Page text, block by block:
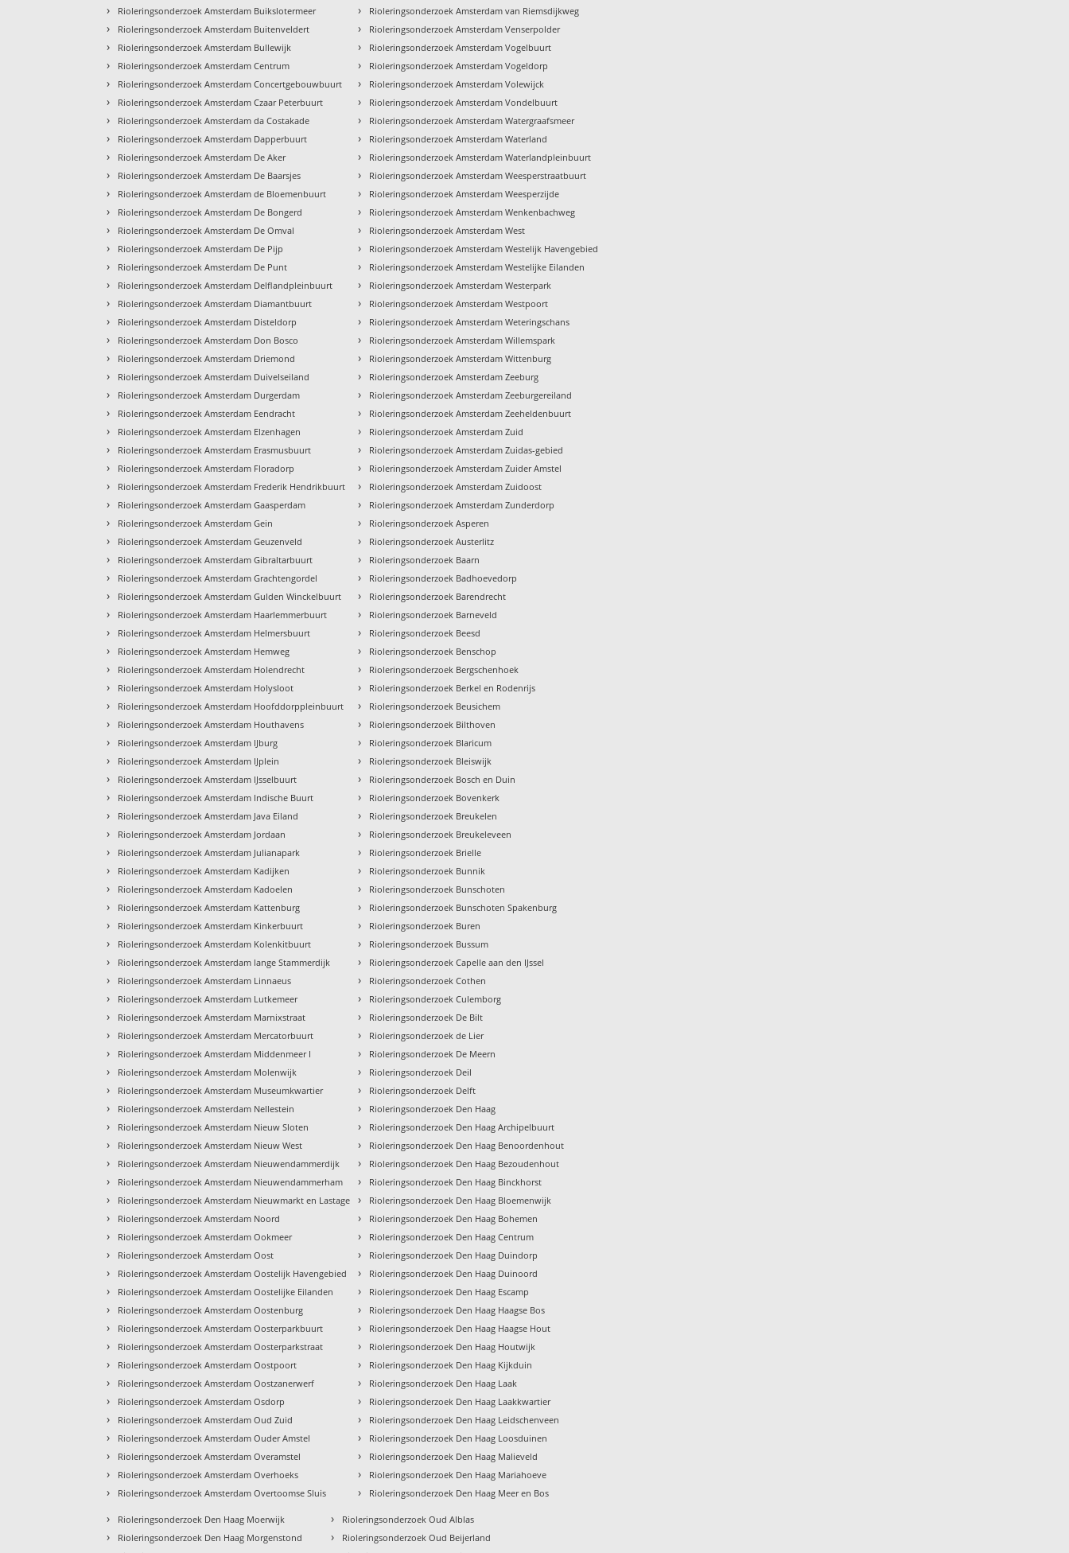
› Rioleringsonderzoek Amsterdam Buikslotermeer
› Rioleringsonderzoek Amsterdam Buitenveldert
› Rioleringsonderzoek Amsterdam Bullewijk
› Rioleringsonderzoek Amsterdam Centrum
› Rioleringsonderzoek Amsterdam Concertgebouwbuurt
› Rioleringsonderzoek Amsterdam Czaar Peterbuurt
› Rioleringsonderzoek Amsterdam da Costakade
› Rioleringsonderzoek Amsterdam Dapperbuurt
› Rioleringsonderzoek Amsterdam De Aker
› Rioleringsonderzoek Amsterdam De Baarsjes
› Rioleringsonderzoek Amsterdam de Bloemenbuurt
› Rioleringsonderzoek Amsterdam De Bongerd
› Rioleringsonderzoek Amsterdam De Omval
› Rioleringsonderzoek Amsterdam De Pijp
› Rioleringsonderzoek Amsterdam De Punt
› Rioleringsonderzoek Amsterdam Delflandpleinbuurt
› Rioleringsonderzoek Amsterdam Diamantbuurt
› Rioleringsonderzoek Amsterdam Disteldorp
› Rioleringsonderzoek Amsterdam Don Bosco
› Rioleringsonderzoek Amsterdam Driemond
› Rioleringsonderzoek Amsterdam Duivelseiland
› Rioleringsonderzoek Amsterdam Durgerdam
› Rioleringsonderzoek Amsterdam Eendracht
› Rioleringsonderzoek Amsterdam Elzenhagen
› Rioleringsonderzoek Amsterdam Erasmusbuurt
› Rioleringsonderzoek Amsterdam Floradorp
› Rioleringsonderzoek Amsterdam Frederik Hendrikbuurt
› Rioleringsonderzoek Amsterdam Gaasperdam
› Rioleringsonderzoek Amsterdam Gein
› Rioleringsonderzoek Amsterdam Geuzenveld
› Rioleringsonderzoek Amsterdam Gibraltarbuurt
› Rioleringsonderzoek Amsterdam Grachtengordel
› Rioleringsonderzoek Amsterdam Gulden Winckelbuurt
› Rioleringsonderzoek Amsterdam Haarlemmerbuurt
› Rioleringsonderzoek Amsterdam Helmersbuurt
› Rioleringsonderzoek Amsterdam Hemweg
› Rioleringsonderzoek Amsterdam Holendrecht
› Rioleringsonderzoek Amsterdam Holysloot
› Rioleringsonderzoek Amsterdam Hoofddorppleinbuurt
› Rioleringsonderzoek Amsterdam Houthavens
› Rioleringsonderzoek Amsterdam IJburg
› Rioleringsonderzoek Amsterdam IJplein
› Rioleringsonderzoek Amsterdam IJsselbuurt
› Rioleringsonderzoek Amsterdam Indische Buurt
› Rioleringsonderzoek Amsterdam Java Eiland
› Rioleringsonderzoek Amsterdam Jordaan
› Rioleringsonderzoek Amsterdam Julianapark
› Rioleringsonderzoek Amsterdam Kadijken
› Rioleringsonderzoek Amsterdam Kadoelen
› Rioleringsonderzoek Amsterdam Kattenburg
› Rioleringsonderzoek Amsterdam Kinkerbuurt
› Rioleringsonderzoek Amsterdam Kolenkitbuurt
› Rioleringsonderzoek Amsterdam lange Stammerdijk
› Rioleringsonderzoek Amsterdam Linnaeus
› Rioleringsonderzoek Amsterdam Lutkemeer
› Rioleringsonderzoek Amsterdam Marnixstraat
› Rioleringsonderzoek Amsterdam Mercatorbuurt
› Rioleringsonderzoek Amsterdam Middenmeer I
› Rioleringsonderzoek Amsterdam Molenwijk
› Rioleringsonderzoek Amsterdam Museumkwartier
› Rioleringsonderzoek Amsterdam Nellestein
› Rioleringsonderzoek Amsterdam Nieuw Sloten
› Rioleringsonderzoek Amsterdam Nieuw West
› Rioleringsonderzoek Amsterdam Nieuwendammerdijk
› Rioleringsonderzoek Amsterdam Nieuwendammerham
› Rioleringsonderzoek Amsterdam Nieuwmarkt en Lastage
› Rioleringsonderzoek Amsterdam Noord
› Rioleringsonderzoek Amsterdam Ookmeer
› Rioleringsonderzoek Amsterdam Oost
› Rioleringsonderzoek Amsterdam Oostelijk Havengebied
› Rioleringsonderzoek Amsterdam Oostelijke Eilanden
› Rioleringsonderzoek Amsterdam Oostenburg
› Rioleringsonderzoek Amsterdam Oosterparkbuurt
› Rioleringsonderzoek Amsterdam Oosterparkstraat
› Rioleringsonderzoek Amsterdam Oostpoort
› Rioleringsonderzoek Amsterdam Oostzanerwerf
› Rioleringsonderzoek Amsterdam Osdorp
› Rioleringsonderzoek Amsterdam Oud Zuid
› Rioleringsonderzoek Amsterdam Ouder Amstel
› Rioleringsonderzoek Amsterdam Overamstel
› Rioleringsonderzoek Amsterdam Overhoeks
› Rioleringsonderzoek Amsterdam Overtoomse Sluis
› Rioleringsonderzoek Amsterdam van Riemsdijkweg
› Rioleringsonderzoek Amsterdam Venserpolder
› Rioleringsonderzoek Amsterdam Vogelbuurt
› Rioleringsonderzoek Amsterdam Vogeldorp
› Rioleringsonderzoek Amsterdam Volewijck
› Rioleringsonderzoek Amsterdam Vondelbuurt
› Rioleringsonderzoek Amsterdam Watergraafsmeer
› Rioleringsonderzoek Amsterdam Waterland
› Rioleringsonderzoek Amsterdam Waterlandpleinbuurt
› Rioleringsonderzoek Amsterdam Weesperstraatbuurt
› Rioleringsonderzoek Amsterdam Weesperzijde
› Rioleringsonderzoek Amsterdam Wenkenbachweg
› Rioleringsonderzoek Amsterdam West
› Rioleringsonderzoek Amsterdam Westelijk Havengebied
› Rioleringsonderzoek Amsterdam Westelijke Eilanden
› Rioleringsonderzoek Amsterdam Westerpark
› Rioleringsonderzoek Amsterdam Westpoort
› Rioleringsonderzoek Amsterdam Weteringschans
› Rioleringsonderzoek Amsterdam Willemspark
› Rioleringsonderzoek Amsterdam Wittenburg
› Rioleringsonderzoek Amsterdam Zeeburg
› Rioleringsonderzoek Amsterdam Zeeburgereiland
› Rioleringsonderzoek Amsterdam Zeeheldenbuurt
› Rioleringsonderzoek Amsterdam Zuid
› Rioleringsonderzoek Amsterdam Zuidas-gebied
› Rioleringsonderzoek Amsterdam Zuider Amstel
› Rioleringsonderzoek Amsterdam Zuidoost
› Rioleringsonderzoek Amsterdam Zunderdorp
› Rioleringsonderzoek Asperen
› Rioleringsonderzoek Austerlitz
› Rioleringsonderzoek Baarn
› Rioleringsonderzoek Badhoevedorp
› Rioleringsonderzoek Barendrecht
› Rioleringsonderzoek Barneveld
› Rioleringsonderzoek Beesd
› Rioleringsonderzoek Benschop
› Rioleringsonderzoek Bergschenhoek
› Rioleringsonderzoek Berkel en Rodenrijs
› Rioleringsonderzoek Beusichem
› Rioleringsonderzoek Bilthoven
› Rioleringsonderzoek Blaricum
› Rioleringsonderzoek Bleiswijk
› Rioleringsonderzoek Bosch en Duin
› Rioleringsonderzoek Bovenkerk
› Rioleringsonderzoek Breukelen
› Rioleringsonderzoek Breukeleveen
› Rioleringsonderzoek Brielle
› Rioleringsonderzoek Bunnik
› Rioleringsonderzoek Bunschoten
› Rioleringsonderzoek Bunschoten Spakenburg
› Rioleringsonderzoek Buren
› Rioleringsonderzoek Bussum
› Rioleringsonderzoek Capelle aan den IJssel
› Rioleringsonderzoek Cothen
› Rioleringsonderzoek Culemborg
› Rioleringsonderzoek De Bilt
› Rioleringsonderzoek de Lier
› Rioleringsonderzoek De Meern
› Rioleringsonderzoek Deil
› Rioleringsonderzoek Delft
› Rioleringsonderzoek Den Haag
› Rioleringsonderzoek Den Haag Archipelbuurt
› Rioleringsonderzoek Den Haag Benoordenhout
› Rioleringsonderzoek Den Haag Bezoudenhout
› Rioleringsonderzoek Den Haag Binckhorst
› Rioleringsonderzoek Den Haag Bloemenwijk
› Rioleringsonderzoek Den Haag Bohemen
› Rioleringsonderzoek Den Haag Centrum
› Rioleringsonderzoek Den Haag Duindorp
› Rioleringsonderzoek Den Haag Duinoord
› Rioleringsonderzoek Den Haag Escamp
› Rioleringsonderzoek Den Haag Haagse Bos
› Rioleringsonderzoek Den Haag Haagse Hout
› Rioleringsonderzoek Den Haag Houtwijk
› Rioleringsonderzoek Den Haag Kijkduin
› Rioleringsonderzoek Den Haag Laak
› Rioleringsonderzoek Den Haag Laakkwartier
› Rioleringsonderzoek Den Haag Leidschenveen
› Rioleringsonderzoek Den Haag Loosduinen
› Rioleringsonderzoek Den Haag Malieveld
› Rioleringsonderzoek Den Haag Mariahoeve
› Rioleringsonderzoek Den Haag Meer en Bos
› Rioleringsonderzoek Den Haag Moerwijk
› Rioleringsonderzoek Den Haag Morgenstond
› Rioleringsonderzoek Oud Alblas
› Rioleringsonderzoek Oud Beijerland